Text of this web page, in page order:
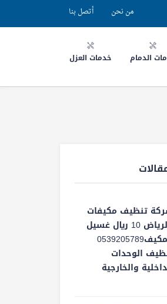
أتصل بنا من نحن
الدمام خدمات العزل
تنظيف مكيفات
بالرياض 10 ريال غسيل
المكيف0539205789
الوحدات
والخارجية